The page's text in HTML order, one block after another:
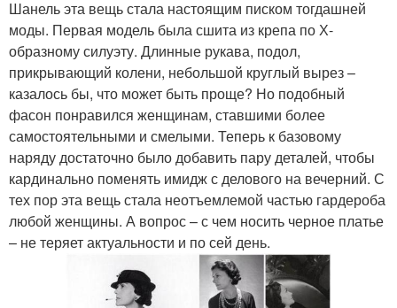
Шанель эта вещь стала настоящим писком тогдашней
моды. Первая модель была сшита из крепа по Х-
образному силуэту. Длинные рукава, подол,
прикрывающий колени, небольшой круглый вырез –
казалось бы, что может быть проще? Но подобный
фасон понравился женщинам, ставшими более
самостоятельными и смелыми. Теперь к базовому
наряду достаточно было добавить пару деталей, чтобы
кардинально поменять имидж с делового на вечерний. С
тех пор эта вещь стала неотъемлемой частью гардероба
любой женщины. А вопрос – с чем носить черное платье
– не теряет актуальности и по сей день.